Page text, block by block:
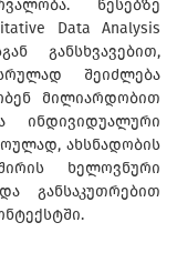
წესებზე
Data Analysis
განსხვავებით,
შეიძლება
მილიარდობით
ინდივიდუალური
ახსნადობის
ხელოვნური
განსაკუთრებით